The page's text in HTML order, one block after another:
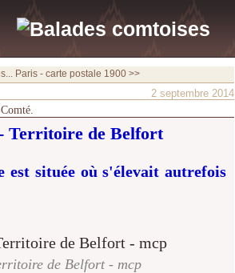
Paris - carte postale 1900 >>
2 septembre 2014
Territoire de Belfort
est située où s'élevait autrefois
de Belfort - mcp